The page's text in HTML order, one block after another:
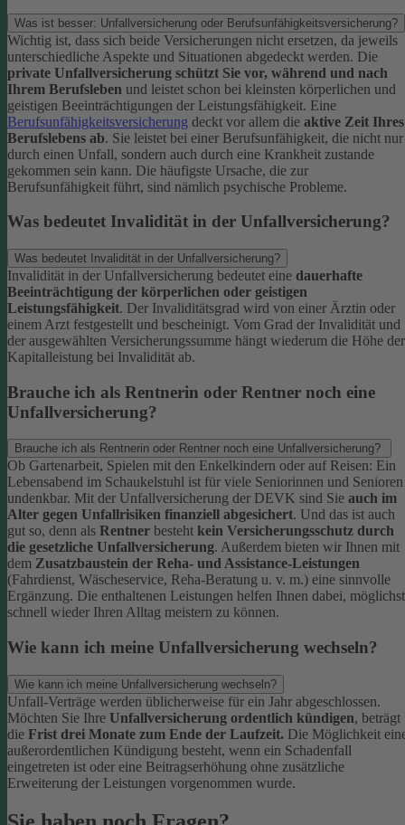
Was ist besser: Unfallversicherung oder Berufsunfähigkeitsversicherung?
Wichtig ist, dass sich beide Versicherungen nicht ersetzen, da jeweils
unterschiedliche Aspekte und Situationen abgedeckt werden. Die
private Unfallversicherung schützt Sie vor, während und nach
Ihrem Berufsleben und leistet schon bei kleinsten körperlichen und
geistigen Beeinträchtigungen der Leistungsfähigkeit. Eine
Berufsunfähigkeitsversicherung deckt vor allem die aktive Zeit Ihres
Berufslebens ab. Sie leistet bei einer Berufsunfähigkeit, die nicht nur
durch einen Unfall, sondern auch durch eine Krankheit zustande
gekommen sein kann. Die häufigste Ursache, die zur
Berufsunfähigkeit führt, sind nämlich psychische Probleme.
Was bedeutet Invalidität in der Unfallversicherung?
Was bedeutet Invalidität in der Unfallversicherung?
Invalidität in der Unfallversicherung bedeutet eine dauerhafte
Beeinträchtigung der körperlichen oder geistigen
Leistungsfähigkeit. Der Invaliditätsgrad wird von einer Ärztin oder
einem Arzt festgestellt und bescheinigt. Vom Grad der Invalidität und
der ausgewählten Versicherungssumme hängt wiederum die Höhe der
Kapitalleistung bei Invalidität ab.
Brauche ich als Rentnerin oder Rentner noch eine
Unfallversicherung?
Brauche ich als Rentnerin oder Rentner noch eine Unfallversicherung?
Ob Gartenarbeit, Spielen mit den Enkelkindern oder auf Reisen: Ein
Lebensabend im Schaukelstuhl ist für viele Seniorinnen und Senioren
undenkbar. Mit der Unfallversicherung der DEVK sind Sie auch im
Alter gegen Unfallrisiken finanziell abgesichert. Und das ist auch
gut so, denn als Rentner besteht kein Versicherungsschutz durch
die gesetzliche Unfallversicherung. Außerdem bieten wir Ihnen mit
dem Zusatzbaustein der Reha- und Assistance-Leistungen
(Fahrdienst, Wäscheservice, Reha-Beratung u. v. m.) eine sinnvolle
Ergänzung. Die enthaltenen Leistungen helfen Ihnen dabei, möglichst
schnell wieder Ihren Alltag meistern zu können.
Wie kann ich meine Unfallversicherung wechseln?
Wie kann ich meine Unfallversicherung wechseln?
Unfall-Verträge werden üblicherweise für ein Jahr abgeschlossen.
Möchten Sie Ihre Unfallversicherung ordentlich kündigen, beträgt
die Frist drei Monate zum Ende der Laufzeit. Die Möglichkeit
außerordentlichen Kündigung besteht, wenn ein Schadenfall
eingetreten ist oder eine Beitragserhöhung ohne zusätzliche
Erweiterung der Leistungen vorgenommen wurde.